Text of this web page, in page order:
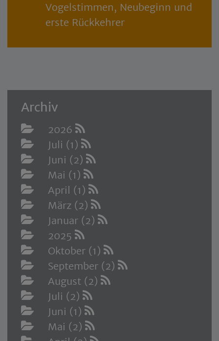
Vogelstimmen, Neubeginn und
erste Rückkehrer
Archiv
2026
Juli (1)
Juni (2)
Mai (1)
April (1)
März (2)
Januar (2)
2025
Oktober (1)
September (2)
August (2)
Juli (2)
Juni (1)
Mai (2)